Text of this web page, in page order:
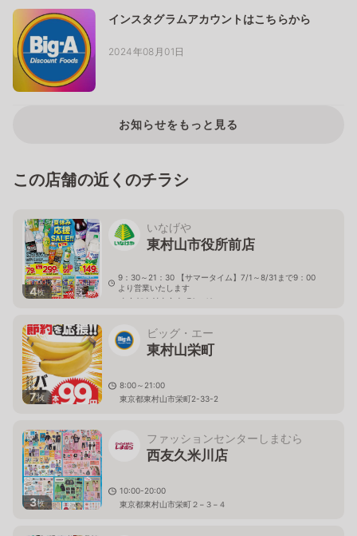
インスタグラムアカウントはこちらから
2024年08月01日
お知らせをもっと見る
この店舗の近くのチラシ
4枚
いなげや
東村山市役所前店
9：30～21：30 【サマータイム】7/1～8/31まで9：00
より営業いたします
東京都東村山市本町3－42
7枚
ビッグ・エー
東村山栄町
8:00～21:00
東京都東村山市栄町2-33-2
3枚
ファッションセンターしまむら
西友久米川店
10:00-20:00
東京都東村山市栄町２−３−４